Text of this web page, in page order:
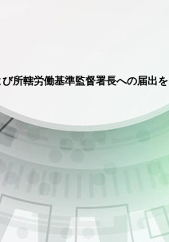
所轄労働基準監督署長への届出を